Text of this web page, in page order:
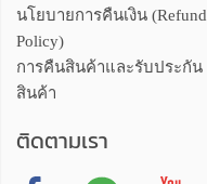
นโยบายการคืนเงิน (Refund
Policy)
การคืนสินค้าและรับประกัน
สินค้า
ติดตามเรา